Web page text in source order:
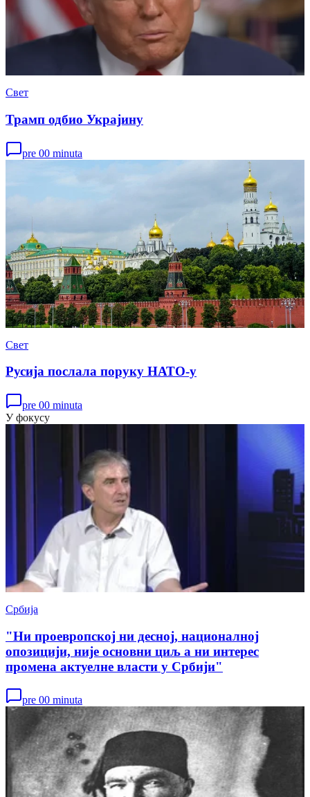
Свет
Трамп одбио Украјину
pre 00 minuta
Свет
Русија послала поруку НАТО-у
pre 00 minuta
У фокусу
Србија
"Ни проевропској ни десној, националној
опозицији, није основни циљ а ни интерес
промена актуелне власти у Србији"
pre 00 minuta